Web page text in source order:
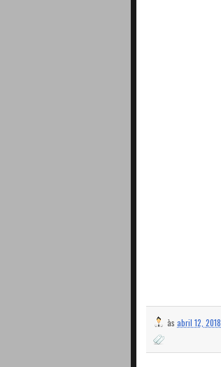
às abril 12, 2018